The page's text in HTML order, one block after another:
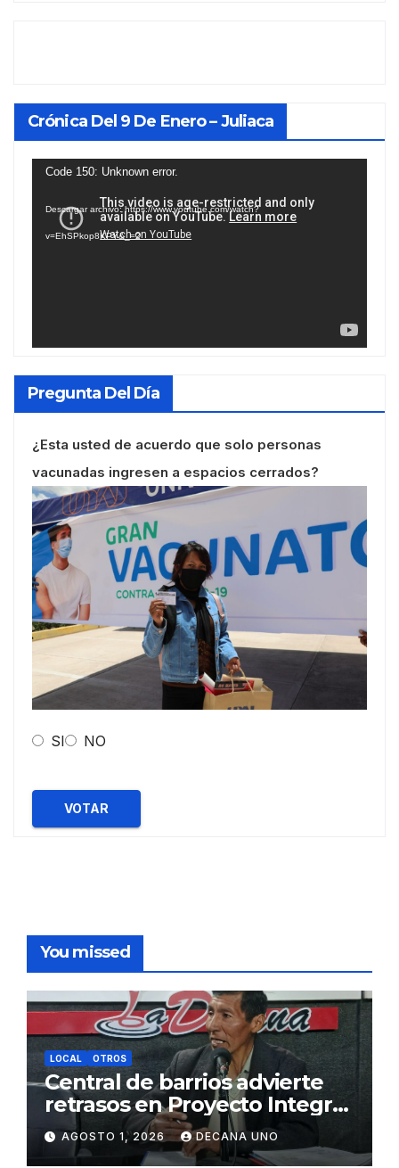
Crónica Del 9 De Enero – Juliaca
Reproductor
vídeo
Code 150: Unknown error.
Descargar archivo: https://www.youtube.com/watch?
v=EhSPkop8KPY&_=2
Pregunta Del Día
¿Esta usted de acuerdo que solo personas
vacunadas ingresen a espacios cerrados?
SI NO
VOTAR
You missed
LOCAL OTROS
Central de barrios advierte
retrasos en Proyecto Integral
de Agua y Alcantarillado para
Juliaca
AGOSTO 1, 2026 DECANA UNO